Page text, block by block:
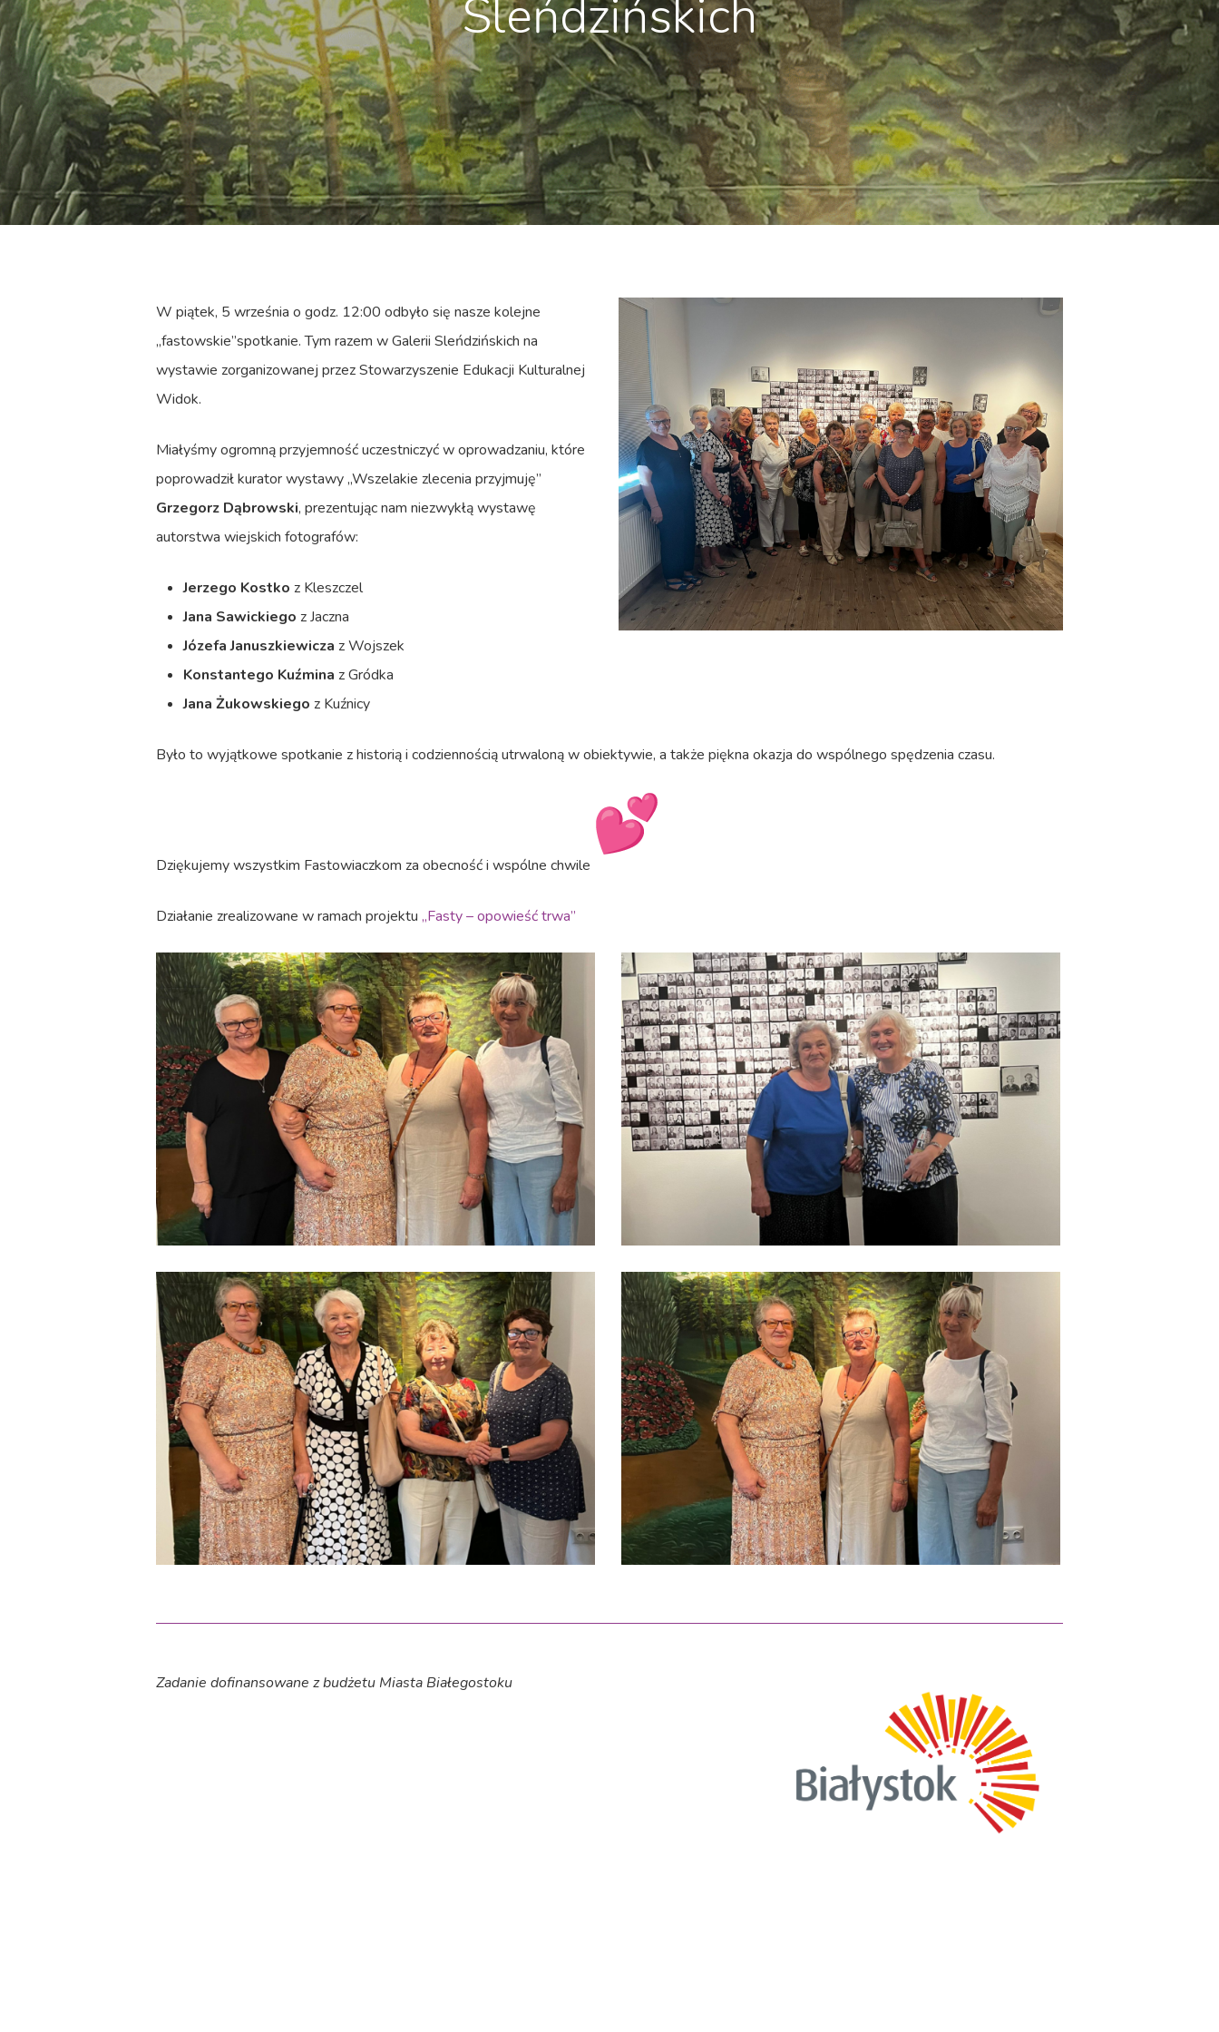
Sleńdzińskich
W piątek, 5 września o godz. 12:00 odbyło się nasze kolejne
„fastowskie”spotkanie. Tym razem w Galerii Sleńdzińskich na
wystawie zorganizowanej przez Stowarzyszenie Edukacji Kulturalnej
Widok.
Miałyśmy ogromną przyjemność uczestniczyć w oprowadzaniu, które
poprowadził kurator wystawy „Wszelakie zlecenia przyjmuję”
Grzegorz Dąbrowski, prezentując nam niezwykłą wystawę
autorstwa wiejskich fotografów:
Jerzego Kostko z Kleszczel
Jana Sawickiego z Jaczna
Józefa Januszkiewicza z Wojszek
Konstantego Kuźmina z Gródka
Jana Żukowskiego z Kuźnicy
Było to wyjątkowe spotkanie z historią i codziennością utrwaloną w obiektywie, a także piękna okazja do wspólnego spędzenia czasu.
Dziękujemy wszystkim Fastowiaczkom za obecność i wspólne chwile
Działanie zrealizowane w ramach projektu„Fasty – opowieść trwa”
fastowiaczki
4
wrzesnia(1)
fastowiaczki
4
wrzesnia(2)
fastowiaczki
4
wrzesnia(3)
fastowiaczki
4
wrzesnia(4)
Zadanie dofinansowane z budżetu Miasta Białegostoku